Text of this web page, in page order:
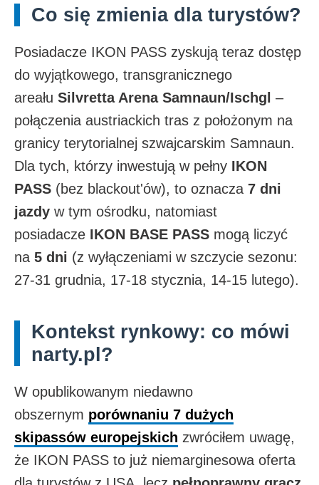
Co się zmienia dla turystów?
Posiadacze IKON PASS zyskują teraz dostęp
do wyjątkowego, transgranicznego
areału Silvretta Arena Samnaun/Ischgl –
połączenia austriackich tras z położonym na
granicy terytorialnej szwajcarskim Samnaun.
Dla tych, którzy inwestują w pełny IKON
PASS (bez blackout'ów), to oznacza 7 dni
jazdy w tym ośrodku, natomiast
posiadacze IKON BASE PASS mogą liczyć
na 5 dni (z wyłączeniami w szczycie sezonu:
27-31 grudnia, 17-18 stycznia, 14-15 lutego).
Kontekst rynkowy: co mówi
narty.pl?
W opublikowanym niedawno
obszernym porównaniu 7 dużych
skipassów europejskich zwróciłem uwagę,
że IKON PASS to już niemarginesowa oferta